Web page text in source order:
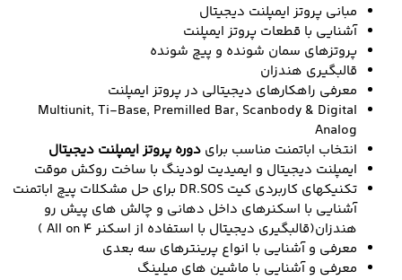
مبانی پروتز ایمپلنت دیجیتال
آشنایی با قطعات پروتز ایمپلنت
پروتزهای سمان شونده و پیچ شونده
قالبگیری هندزان
معرفی راهکارهای دیجیتالی در پروتز ایمپلنت
Multiunit, Ti-Base, Premilled Bar, Scanbody & Digital
Analog
انتخاب اباتمنت مناسب برای دوره پروتز ایمپلنت دیجیتال
ایمپلنت دیجیتال و ایمیدیت لودینگ با ساخت روکش موقت
تکنیکهای کاربردی کیت DR.SOS برای حل مشکلات پیچ اباتمنت
آشنایی با اسکنرهای داخل دهانی و چالش های پیش رو
هندزان(قالبگیری دیجیتال با استفاده از اسکنر 4 All on )
معرفی و آشنایی با انواع پرینترهای سه بعدی
معرفی و آشنایی با ماشین های میلینگ